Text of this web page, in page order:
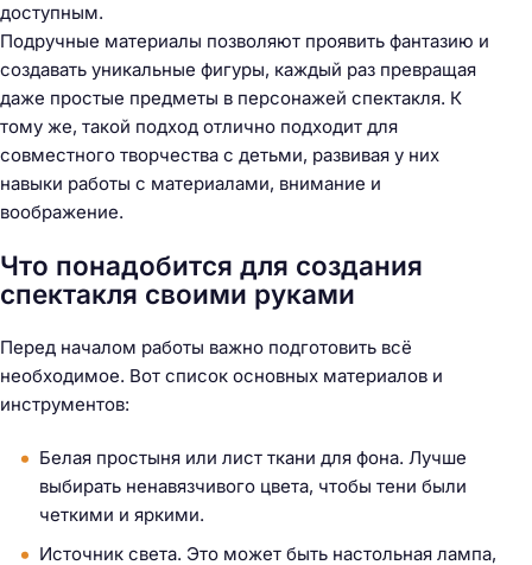
доступным.
Подручные материалы позволяют проявить фантазию и
создавать уникальные фигуры, каждый раз превращая
даже простые предметы в персонажей спектакля. К
тому же, такой подход отлично подходит для
совместного творчества с детьми, развивая у них
навыки работы с материалами, внимание и
воображение.
Что понадобится для создания
спектакля своими руками
Перед началом работы важно подготовить всё
необходимое. Вот список основных материалов и
инструментов:
Белая простыня или лист ткани для фона. Лучше
выбирать ненавязчивого цвета, чтобы тени были
четкими и яркими.
Источник света. Это может быть настольная лампа,